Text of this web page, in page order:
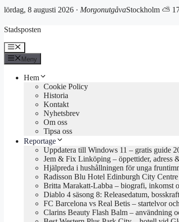
lördag, 8 augusti 2026 · MorgonutgåvaStockholm ⛅
till
Stadsposten
Meny
Meny
Hem
Cookie Policy
Historia
Kontakt
Nyhetsbrev
Om oss
Tipsa oss
Reportage
Uppdatera till Windows 11 – gratis guide
Jem & Fix Linköping – öppettider, adress
Hjälpreda i hushållningen för unga
Radisson Blu Hotel Edinburgh City
Britta Marakatt-Labba – biografi, inkomst
Diablo 4 säsong 8: Releasedatum,
FC Barcelona vs Real Betis – startelvor
Clarins Beauty Flash Balm – användning